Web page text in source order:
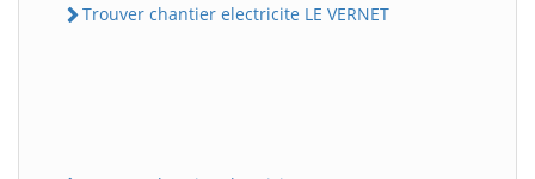
Trouver chantier electricite LE VERNET